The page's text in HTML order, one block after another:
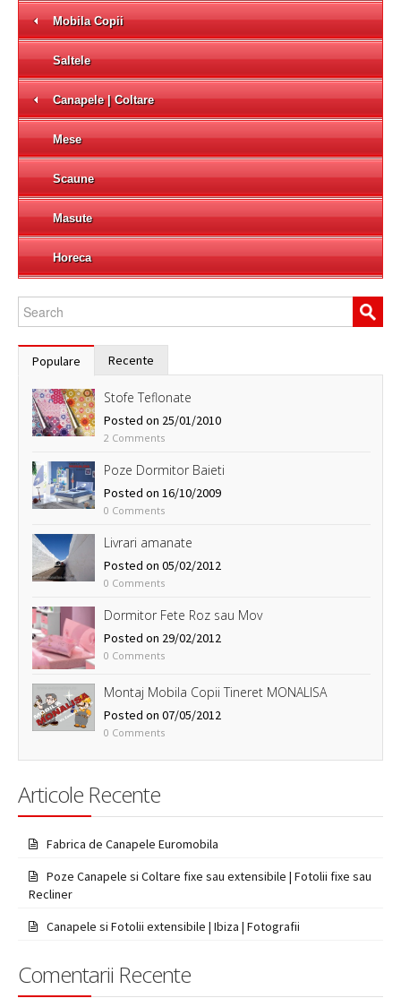
Cataloage Materiale Bellona
Paletare Euromobila
Portofoliu
Galerie Imagini
Contact
Mobila Copii
Saltele
Canapele | Coltare
Mese
Scaune
Masute
Horeca
Populare Recente
Stofe Teflonate
Posted on 25/01/2010
2 Comments
Poze Dormitor Baieti
Posted on 16/10/2009
0 Comments
Livrari amanate
Posted on 05/02/2012
0 Comments
Dormitor Fete Roz sau Mov
Posted on 29/02/2012
0 Comments
Montaj Mobila Copii Tineret MONALISA
Posted on 07/05/2012
0 Comments
Articole Recente
Fabrica de Canapele Euromobila
Poze Canapele si Coltare fixe sau extensibile | Fotolii fixe sau
Recliner
Canapele si Fotolii extensibile | Ibiza | Fotografii
Comentarii Recente